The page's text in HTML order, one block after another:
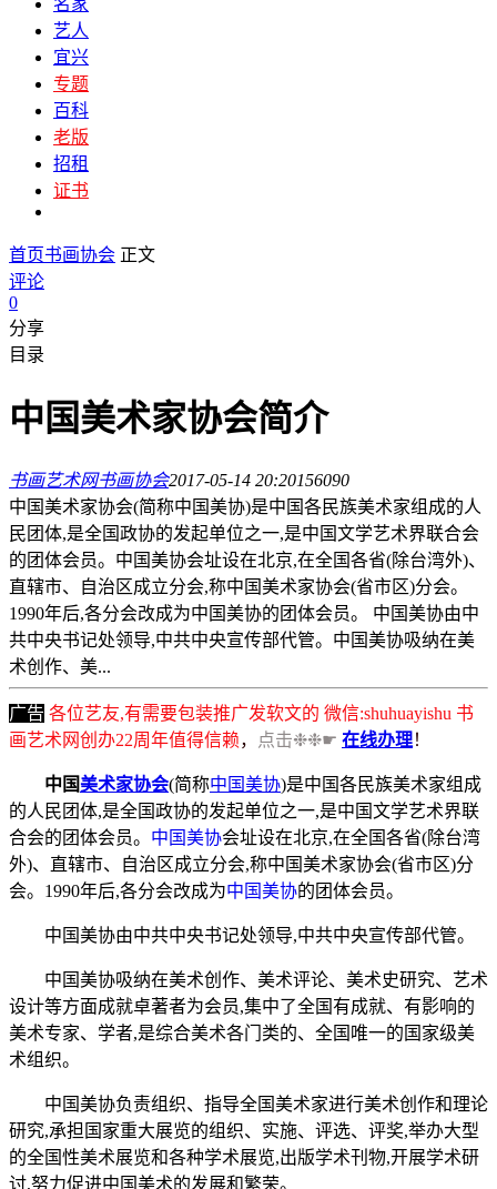
艺人
宜兴
专题
百科
老版
招租
证书
首页书画协会 正文
评论
0
分享
目录
中国美术家协会简介
书画艺术网书画协会2017-05-14 20:20156090
中国美术家协会(简称中国美协)是中国各民族美术家组成的人
民团体,是全国政协的发起单位之一,是中国文学艺术界联合会
的团体会员。中国美协会址设在北京,在全国各省(除台湾外)、
直辖市、自治区成立分会,称中国美术家协会(省市区)分会。
1990年后,各分会改成为中国美协的团体会员。 中国美协由中
共中央书记处领导,中共中央宣传部代管。中国美协吸纳在美
术创作、美...
广告 各位艺友,有需要包装推广发软文的 微信:shuhuayishu 书
画艺术网创办22周年值得信赖， 点击❉❉☛ 在线办理！
中国美术家协会(简称中国美协)是中国各民族美术家组成
的人民团体,是全国政协的发起单位之一,是中国文学艺术界联
合会的团体会员。 中国美协会址设在北京,在全国各省(除台湾
外)、直辖市、自治区成立分会,称中国美术家协会(省市区)分
会。1990年后,各分会改成为中国美协的团体会员。
中国美协由中共中央书记处领导,中共中央宣传部代管。
中国美协吸纳在美术创作、美术评论、美术史研究、艺术
设计等方面成就卓著者为会员,集中了全国有成就、有影响的
美术专家、学者,是综合美术各门类的、全国唯一的国家级美
术组织。
中国美协负责组织、指导全国美术家进行美术创作和理论
研究,承担国家重大展览的组织、实施、评选、评奖,举办大型
的全国性美术展览和各种学术展览,出版学术刊物,开展学术研
讨,努力促进中国美术的发展和繁荣。